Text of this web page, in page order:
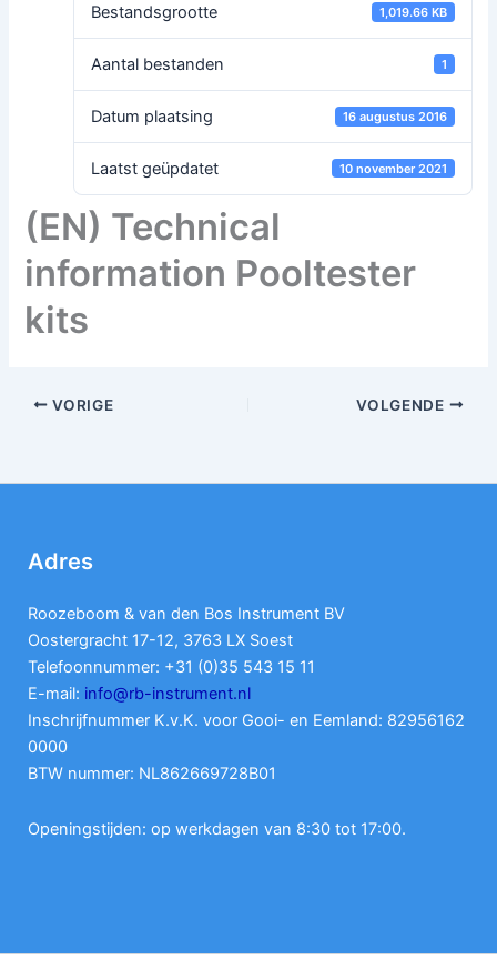
Bestandsgrootte 1,019.66 KB
Aantal bestanden 1
Datum plaatsing 16 augustus 2016
Laatst geüpdatet 10 november 2021
(EN) Technical
information Pooltester
kits
VORIGE VOLGENDE
Adres
Roozeboom & van den Bos Instrument BV
Oostergracht 17-12, 3763 LX Soest
Telefoonnummer: +31 (0)35 543 15 11
E-mail: info@rb-instrument.nl
Inschrijfnummer K.v.K. voor Gooi- en Eemland: 82956162
0000
BTW nummer: NL862669728B01
Openingstijden: op werkdagen van 8:30 tot 17:00.